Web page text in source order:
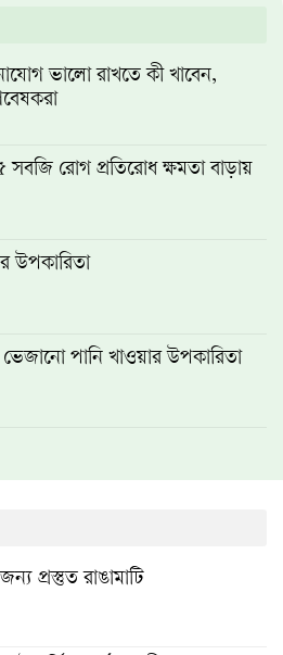
ভালো রাখতে কী খাবেন,
সবজি রোগ প্রতিরোধ ক্ষমতা বাড়ায়
উপকারিতা
পানি খাওয়ার উপকারিতা
প্রস্তুত রাঙামাটি